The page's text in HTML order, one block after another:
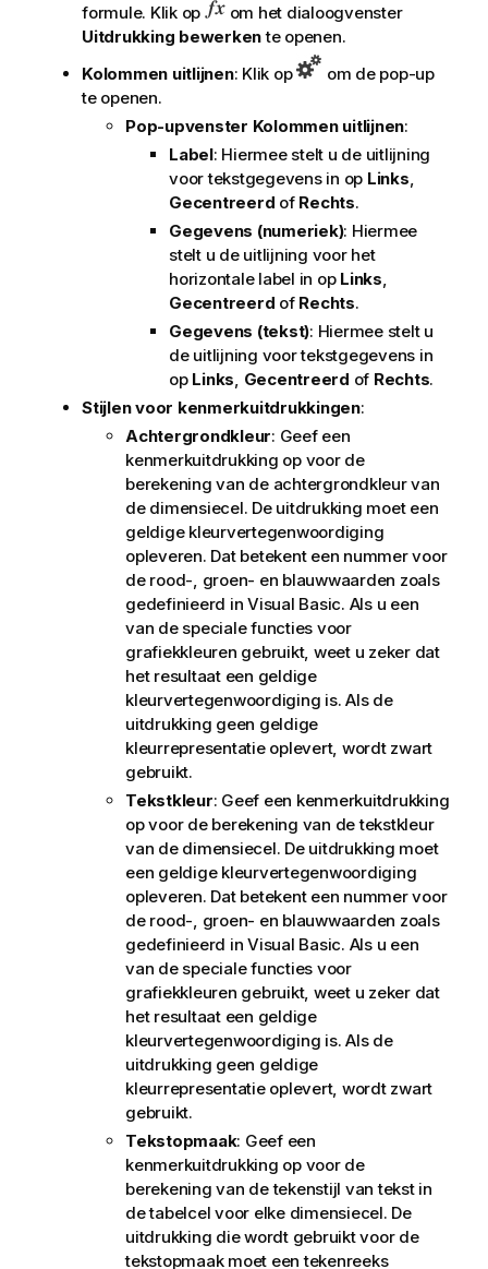
formule. Klik op
om het dialoogvenster
Uitdrukking bewerkente openen.
Kolommen uitlijnen: Klik op
om de pop-up
te openen.
Pop-upvenster Kolommen uitlijnen:
Label: Hiermee stelt u de uitlijning
voor tekstgegevens in op Links,
Gecentreerd of Rechts.
Gegevens (numeriek): Hiermee
stelt u de uitlijning voor het
horizontale label in op Links,
Gecentreerd of Rechts.
Gegevens (tekst): Hiermee stelt u
de uitlijning voor tekstgegevens in
op Links, Gecentreerd of Rechts.
Stijlen voor kenmerkuitdrukkingen:
Achtergrondkleur: Geef een
kenmerkuitdrukking op voor de
berekening van de achtergrondkleur van
de dimensiecel. De uitdrukking moet een
geldige kleurvertegenwoordiging
opleveren. Dat betekent een nummer voor
de rood-, groen- en blauwwaarden zoals
gedefinieerd in Visual Basic. Als u een
van de speciale functies voor
grafiekkleuren gebruikt, weet u zeker dat
het resultaat een geldige
kleurvertegenwoordiging is. Als de
uitdrukking geen geldige
kleurrepresentatie oplevert, wordt zwart
gebruikt.
Tekstkleur: Geef een kenmerkuitdrukking
op voor de berekening van de tekstkleur
van de dimensiecel. De uitdrukking moet
een geldige kleurvertegenwoordiging
opleveren. Dat betekent een nummer voor
de rood-, groen- en blauwwaarden zoals
gedefinieerd in Visual Basic. Als u een
van de speciale functies voor
grafiekkleuren gebruikt, weet u zeker dat
het resultaat een geldige
kleurvertegenwoordiging is. Als de
uitdrukking geen geldige
kleurrepresentatie oplevert, wordt zwart
gebruikt.
Tekstopmaak: Geef een
kenmerkuitdrukking op voor de
berekening van de tekenstijl van tekst in
de tabelcel voor elke dimensiecel. De
uitdrukking die wordt gebruikt voor de
tekstopmaak moet een tekenreeks